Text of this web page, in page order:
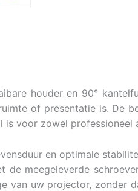
houder en 90°
of presentatie is. De
is voor zowel professioneel
en optimale
de meegeleverde
van uw projector, zonder